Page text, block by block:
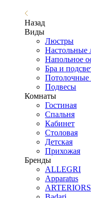
Назад
Виды
Люстры
Настольные
Напольное
Бра и
Подвесы
Комнаты
Гостиная
Спальня
Кабинет
Столовая
Детская
Прихожая
Бренды
ALLEGRI
Apparatus
ARTERIORS